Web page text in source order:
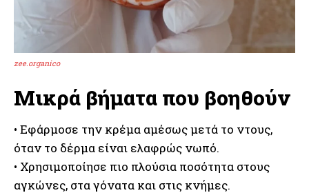
zee.organico
Μικρά βήματα που βοηθούν
• Εφάρμοσε την κρέμα αμέσως μετά το ντους,
όταν το δέρμα είναι ελαφρώς νωπό.
• Χρησιμοποίησε πιο πλούσια ποσότητα στους
αγκώνες, στα γόνατα και στις κνήμες.